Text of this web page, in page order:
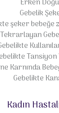
Erken
Gebelik
şeker
Tekrarlayan
Karnında
Gebelikte
Kadın